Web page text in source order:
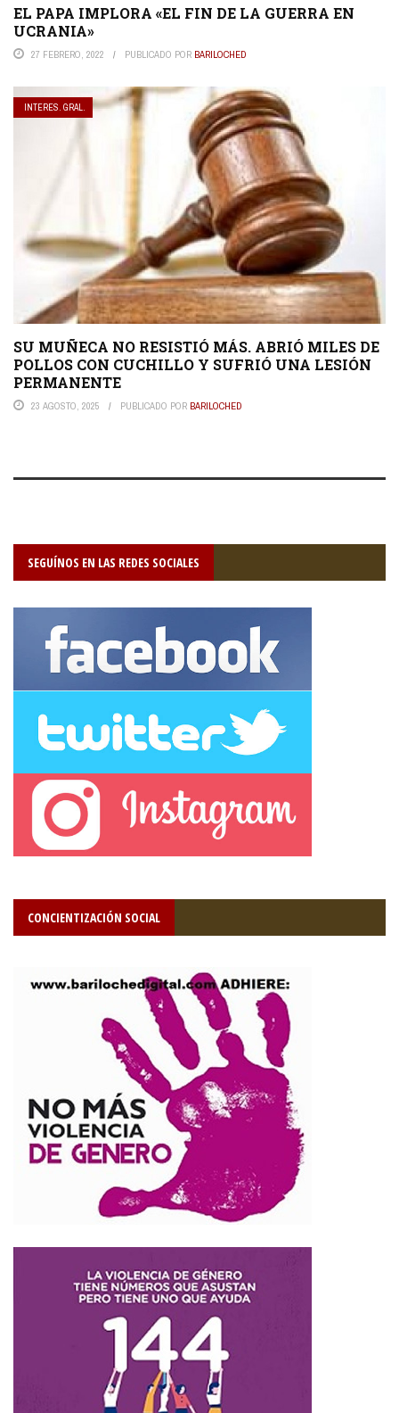
EL PAPA IMPLORA «EL FIN DE LA GUERRA EN
UCRANIA»
27 FEBRERO, 2022 PUBLICADO POR BARILOCHED
INTERES. GRAL.
SU MUÑECA NO RESISTIÓ MÁS. ABRIÓ MILES DE
POLLOS CON CUCHILLO Y SUFRIÓ UNA LESIÓN
PERMANENTE
23 AGOSTO, 2025 PUBLICADO POR BARILOCHED
SEGUÍNOS EN LAS REDES SOCIALES
CONCIENTIZACIÓN SOCIAL